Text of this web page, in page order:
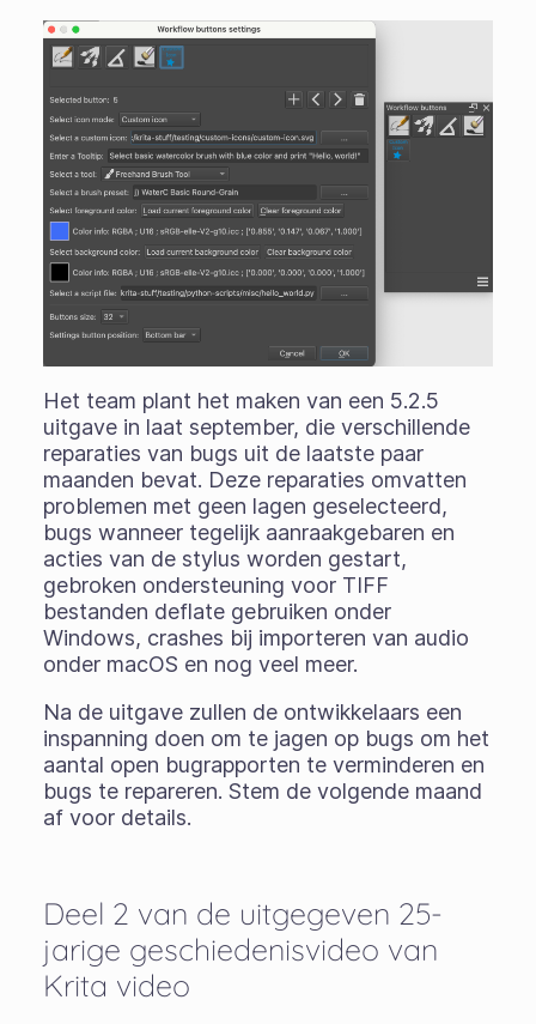
Het team plant het maken van een 5.2.5
uitgave in laat september, die verschillende
reparaties van bugs uit de laatste paar
maanden bevat. Deze reparaties omvatten
problemen met geen lagen geselecteerd,
bugs wanneer tegelijk aanraakgebaren en
acties van de stylus worden gestart,
gebroken ondersteuning voor TIFF
bestanden deflate gebruiken onder
Windows, crashes bij importeren van audio
onder macOS en nog veel meer.
Na de uitgave zullen de ontwikkelaars een
inspanning doen om te jagen op bugs om het
aantal open bugrapporten te verminderen en
bugs te repareren. Stem de volgende maand
af voor details.
Deel 2 van de uitgegeven 25-
jarige geschiedenisvideo van
Krita video